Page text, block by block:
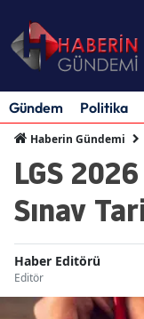
Gündem Politika
Haberin Gündemi
LGS
Sınav
Haber Editörü
Editör